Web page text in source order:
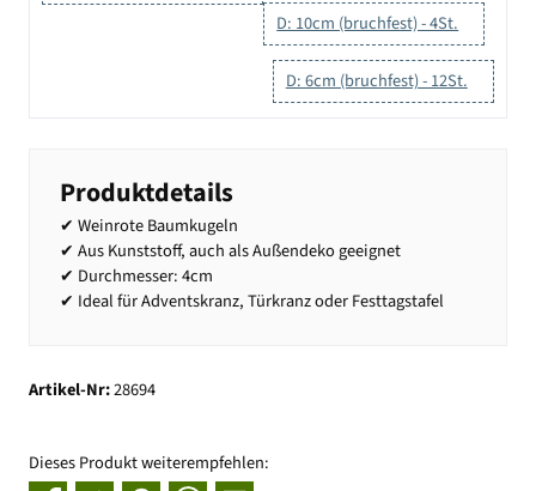
D: 10cm (bruchfest) - 4St.
D: 6cm (bruchfest) - 12St.
Produktdetails
✔ Weinrote Baumkugeln
✔ Aus Kunststoff, auch als Außendeko geeignet
✔ Durchmesser: 4cm
✔ Ideal für Adventskranz, Türkranz oder Festtagstafel
Artikel-Nr:28694
Dieses Produkt weiterempfehlen: